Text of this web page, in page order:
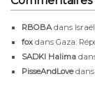
RBOBA dans
fox dans Gaza:
SADKI Halima
PisseAndLovedans